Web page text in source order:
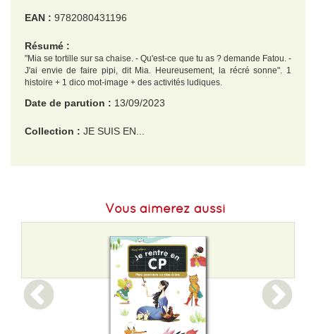
EAN : 9782080431196
Résumé :
"Mia se tortille sur sa chaise. - Qu'est-ce que tu as ? demande Fatou. -
J'ai envie de faire pipi, dit Mia. Heureusement, la récré sonne". 1
histoire + 1 dico mot-image + des activités ludiques.
Date de parution : 13/09/2023
Collection : JE SUIS EN...
Vous aimerez aussi